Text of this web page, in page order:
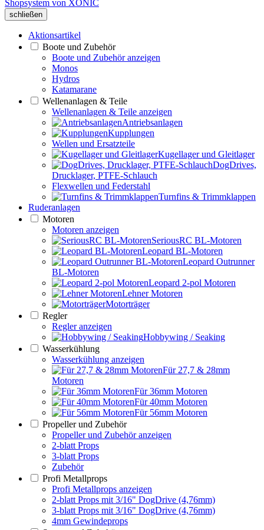
Shopsystem von XONIC
schließen
Aktionsartikel
Boote und Zubehör
Boote und Zubehör anzeigen
Monos
Hydros
Katamarane
Wellenanlagen & Teile
Wellenanlagen & Teile anzeigen
Antriebsanlagen
Kupplungen
Wellen und Ersatzteile
Kugellager und Gleitlager
DogDrives,
Drucklager, PTFE-Schlauch
Flexwellen und Federstahl
Turnfins & Trimmklappen
Ruderanlagen
Motoren
Motoren anzeigen
SeriousRC BL-Motoren
Leopard BL-Motoren
Leopard Outrunner
BL-Motoren
Leopard 2-pol Motoren
Lehner Motoren
Motorträger
Regler
Regler anzeigen
Hobbywing / Seaking
Wasserkühlung
Wasserkühlung anzeigen
Für 27,7 & 28mm
Motoren
Für 36mm Motoren
Für 40mm Motoren
Für 56mm Motoren
Propeller und Zubehör
Propeller und Zubehör anzeigen
2-blatt Props
3-blatt Props
Zubehör
Profi Metallprops
Profi Metallprops anzeigen
2-blatt Props mit 3/16" DogDrive (4,76mm)
3-blatt Props mit 3/16" DogDrive (4,76mm)
4mm Gewindeprops